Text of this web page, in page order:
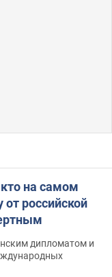
на самом
российской
дипломатом и